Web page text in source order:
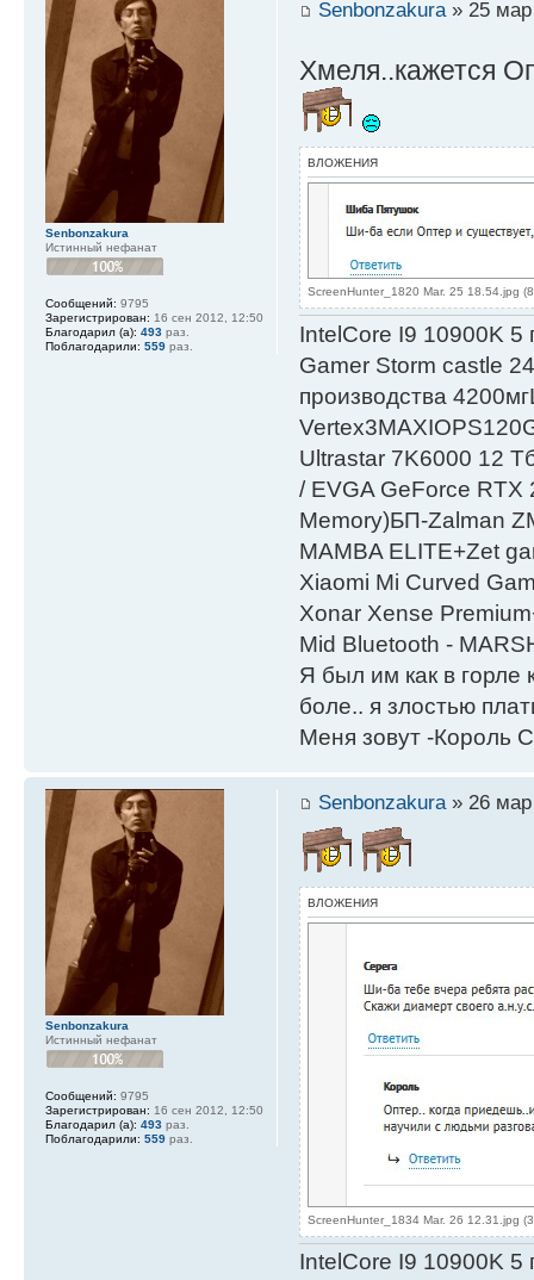
Senbonzakura» 25 мар
Хмеля..кажется
ВЛОЖЕНИЯ
ScreenHunter_1820 Mar. 25 18.54.jpg
IntelСore I9 10900K 5
Gamer Storm castle
производства
Ultrastar 7K6000 12
/ EVGA GeForce RTX
Мemory)БП-Zalman
MAMBA ELITE+Zet
Xiaomi Mi Curved
Xonar Xense
Mid Bluetooth -
Я был им как в горле
боле.. я злостью
Меня зовут -Король
Senbonzakura
Истинный нефанат
Сообщений: 9795
Зарегистрирован: 16 сен 2012, 12:50
Благодарил (а): 493 раз.
Поблагодарили: 559 раз.
Senbonzakura» 26 мар
ВЛОЖЕНИЯ
ScreenHunter_1834 Mar. 26 12.31.jpg
IntelСore I9 10900K 5
Senbonzakura
Истинный нефанат
Сообщений: 9795
Зарегистрирован: 16 сен 2012, 12:50
Благодарил (а): 493 раз.
Поблагодарили: 559 раз.